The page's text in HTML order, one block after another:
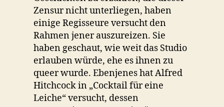
Zensur nicht unterliegen, haben
einige Regisseure versucht den
Rahmen jener auszureizen. Sie
haben geschaut, wie weit das Studio
erlauben würde, ehe es ihnen zu
queer wurde. Ebenjenes hat Alfred
Hitchcock in „Cocktail für eine
Leiche“ versucht, dessen